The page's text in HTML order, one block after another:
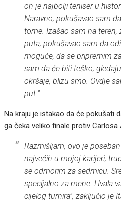
on je najbolji teniser u
Naravno, pokušavao sam
tome. Izašao sam na teren,
puta, pokušavao sam da
moguće, da se pripremim
sam da će biti teško,
okršaje, blizu smo. Ovdje
put.”
Na kraju je istakao da će pokušati
ga čeka veliko finale protiv Carlosa
Razmišljam, ovo je
najvećih u mojoj karijeri,
se odmorim za sedmicu.
specijalno za mene. Hvala
cijelog turnira”, zaključio je